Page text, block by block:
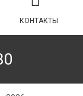
КОНТАКТЫ